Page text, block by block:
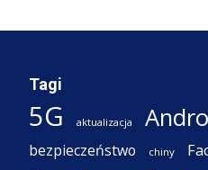
Tagi
5G aktualizacja
bezpieczeństwo chiny